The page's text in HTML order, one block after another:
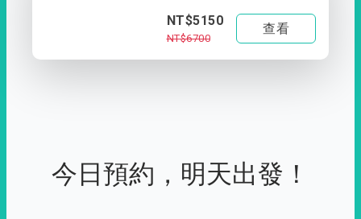
NT$5150
NT$6700
查看
今日預約，明天出發！